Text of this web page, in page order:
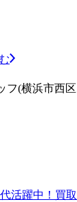
フ(横浜市西
活躍中！買